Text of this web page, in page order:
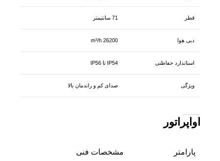
قطر 71 سانتیمتر
دبی هوا 26200 m³/h
استاندارد حفاظتی IP54 تا IP56
ویژگی صدای کم و راندمان بالا
اواپراتور
پارامتر مشخصات فنی